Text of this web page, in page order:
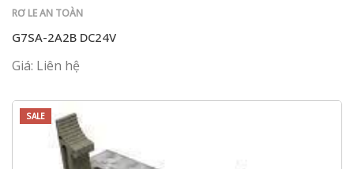
RƠ LE AN TOÀN
G7SA-2A2B DC24V
Giá: Liên hệ
SALE